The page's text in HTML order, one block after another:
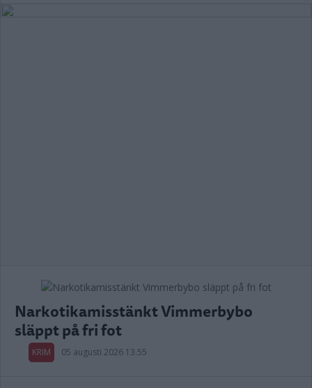
Narkotikamisstänkt Vimmerbybo
släppt på fri fot
KRIM 05 augusti 2026 13.55